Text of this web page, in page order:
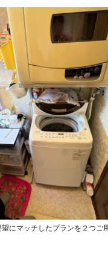
にマッチしたプランを２つご